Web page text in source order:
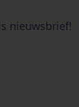
nieuwsbrief!